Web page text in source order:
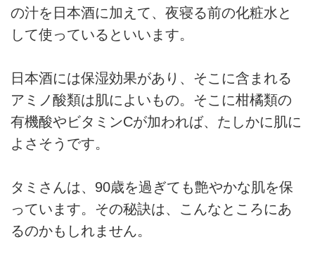
の汁を日本酒に加えて、夜寝る前の化粧水と
して使っているといいます。
日本酒には保湿効果があり、そこに含まれる
アミノ酸類は肌によいもの。そこに柑橘類の
有機酸やビタミンCが加われば、たしかに肌に
よさそうです。
タミさんは、90歳を過ぎても艶やかな肌を保
っています。その秘訣は、こんなところにあ
るのかもしれません。